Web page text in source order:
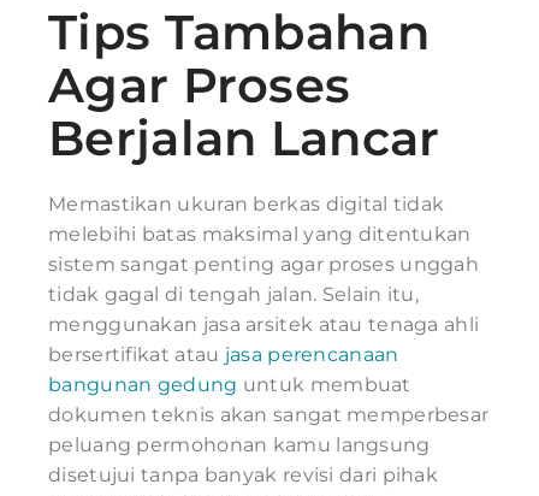
Tips Tambahan
Agar Proses
Berjalan Lancar
Memastikan ukuran berkas digital tidak
melebihi batas maksimal yang ditentukan
sistem sangat penting agar proses unggah
tidak gagal di tengah jalan. Selain itu,
menggunakan jasa arsitek atau tenaga ahli
bersertifikat atau jasa perencanaan
bangunan gedung untuk membuat
dokumen teknis akan sangat memperbesar
peluang permohonan kamu langsung
disetujui tanpa banyak revisi dari pihak